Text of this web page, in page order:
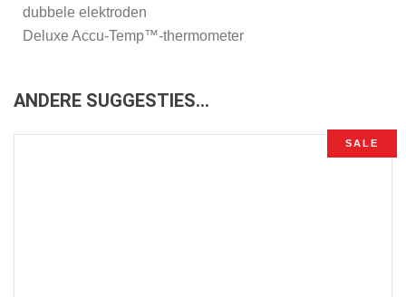
dubbele elektroden
Deluxe Accu-Temp™-thermometer
ANDERE SUGGESTIES…
SALE